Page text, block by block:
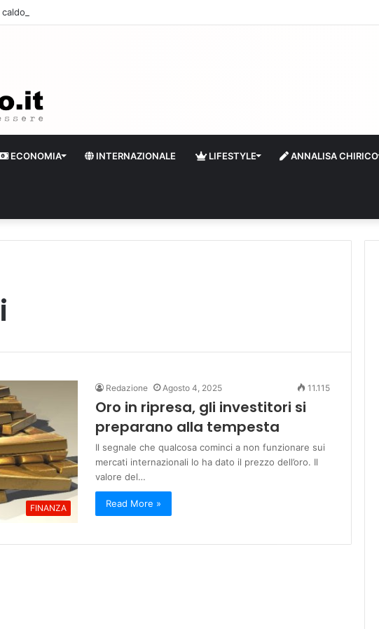
caldo frena il turismo a Firenze: una prima ripresa solo a settembre
ECONOMIA INTERNAZIONALE LIFESTYLE ANNALISA CHIRICO
FINANZA
Redazione Agosto 4, 2025 11.115
Oro in ripresa, gli investitori si
preparano alla tempesta
Il segnale che qualcosa cominci a non funzionare sui
mercati internazionali lo ha dato il prezzo dell’oro. Il
valore del…
Read More »